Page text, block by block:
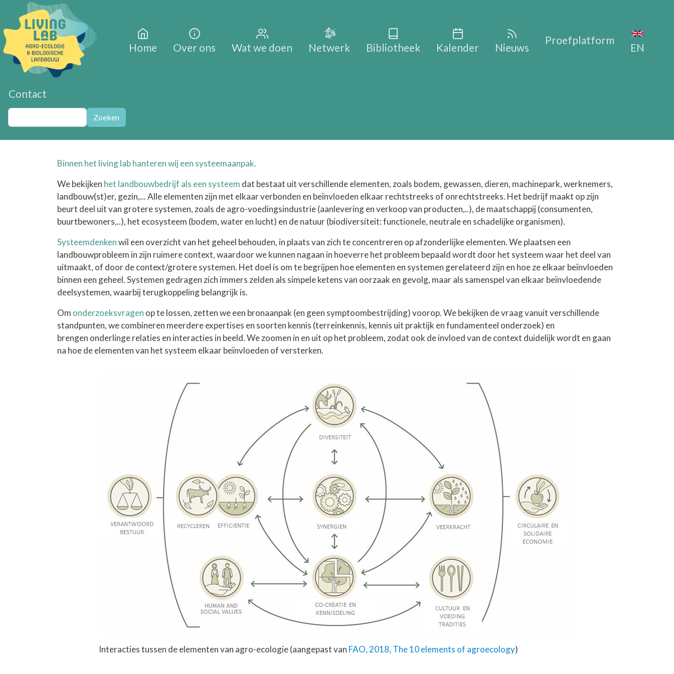
Overslaan en naar de inhoud gaan
Main navigation
Home Over ons Wat we doen Netwerk Bibliotheek Kalender Nieuws
Proefplatform
EN
Contact
Zoeken Zoeken
Binnen het living lab hanteren wij een systeemaanpak.
We bekijken het landbouwbedrijf als een systeem dat bestaat uit verschillende elementen, zoals bodem, gewassen, dieren, machinepark, werknemers,
landbouw(st)er, gezin,... Alle elementen zijn met elkaar verbonden en beïnvloeden elkaar rechtstreeks of onrechtstreeks. Het bedrijf maakt op zijn
beurt deel uit van grotere systemen, zoals de agro-voedingsindustrie (aanlevering en verkoop van producten,..), de maatschappij (consumenten,
buurtbewoners,..), het ecosysteem (bodem, water en lucht) en de natuur (biodiversiteit: functionele, neutrale en schadelijke organismen).
Systeemdenkenwil een overzicht van het geheel behouden, in plaats van zich te concentreren op afzonderlijke elementen. We plaatsen een
landbouwprobleem in zijn ruimere context, waardoor we kunnen nagaan in hoeverre het probleem bepaald wordt door het systeem waar het deel van
uitmaakt, of door de context/grotere systemen. Het doel is om te begrijpen hoe elementen en systemen gerelateerd zijn en hoe ze elkaar beïnvloeden
binnen een geheel. Systemen gedragen zich immers zelden als simpele ketens van oorzaak en gevolg, maar als samenspel van elkaar beïnvloedende
deelsystemen, waarbij terugkoppeling belangrijk is.
Om onderzoeksvragen op te lossen, zetten we een bronaanpak (en geen symptoombestrijding) voorop. We bekijken de vraag vanuit verschillende
standpunten, we combineren meerdere expertises en soorten kennis (terreinkennis, kennis uit praktijk en fundamenteel onderzoek) en
brengen onderlinge relaties en interacties in beeld. We zoomen in en uit op het probleem, zodat ook de invloed van de context duidelijk wordt en gaan
na hoe de elementen van het systeem elkaar beïnvloeden of versterken.
Interacties tussen de elementen van agro-ecologie (aangepast van FAO, 2018, The 10 elements of agroecology)